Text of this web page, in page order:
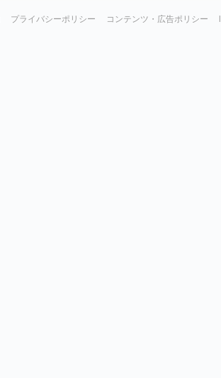
プライバシーポリシー コンテンツ・広告ポリシー